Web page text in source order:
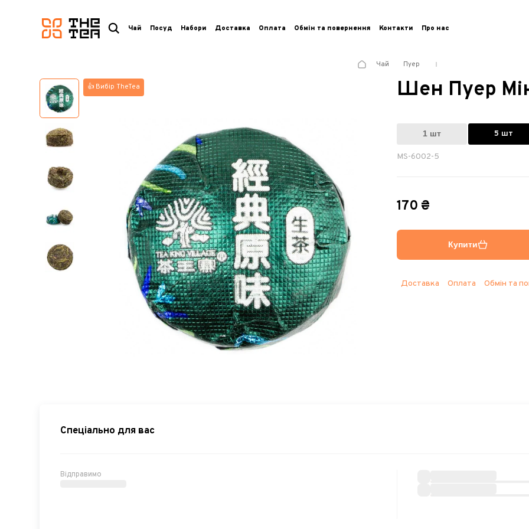
логотип
Чай Посуд Набори Доставка Оплата Обмін та повернення Контакти Про нас
Чай Пуер
👍 Вибір TheTea Шен Пуер
1 шт 5 шт
MS-6002-5
170 ₴
Купити
Доставка Оплата Обмін та
Спеціально для вас
Відправимо